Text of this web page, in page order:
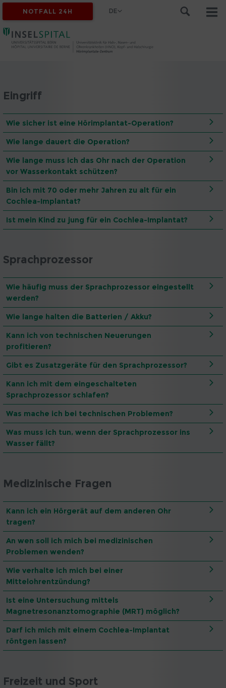
NOTFALL 24H DE
Eingriff
Wie sicher ist eine Hörimplantat-Operation?
Wie lange dauert die Operation?
Wie lange muss ich das Ohr nach der Operation
vor Wasserkontakt schützen?
Bin ich mit 70 oder mehr Jahren zu alt für ein
Cochlea-Implantat?
Ist mein Kind zu jung für ein Cochlea-Implantat?
Sprachprozessor
Wie häufig muss der Sprachprozessor eingestellt
werden?
Wie lange halten die Batterien / Akku?
Kann ich von technischen Neuerungen
profitieren?
Gibt es Zusatzgeräte für den Sprachprozessor?
Kann ich mit dem eingeschalteten
Sprachprozessor schlafen?
Was mache ich bei technischen Problemen?
Was muss ich tun, wenn der Sprachprozessor ins
Wasser fällt?
Medizinische Fragen
Kann ich ein Hörgerät auf dem anderen Ohr
tragen?
An wen soll ich mich bei medizinischen
Problemen wenden?
Wie verhalte ich mich bei einer
Mittelohrentzündung?
Ist eine Untersuchung mittels
Magnetresonanztomographie (MRT) möglich?
Darf ich mich mit einem Cochlea-Implantat
röntgen lassen?
Freizeit und Sport